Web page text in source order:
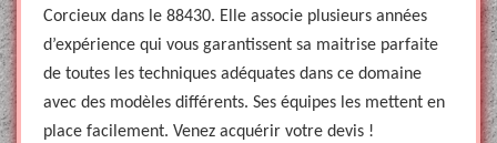
Corcieux dans le 88430. Elle associe plusieurs années
d’expérience qui vous garantissent sa maitrise parfaite
de toutes les techniques adéquates dans ce domaine
avec des modèles différents. Ses équipes les mettent en
place facilement. Venez acquérir votre devis !